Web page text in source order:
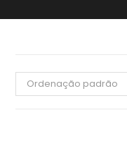
Ordenação padrão